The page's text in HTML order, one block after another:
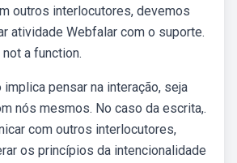
outros interlocutores, devemos
atividade Webfalar com o suporte.
a function.
pensar na interação, seja
nós mesmos. No caso da escrita,.
com outros interlocutores,
os princípios da intencionalidade